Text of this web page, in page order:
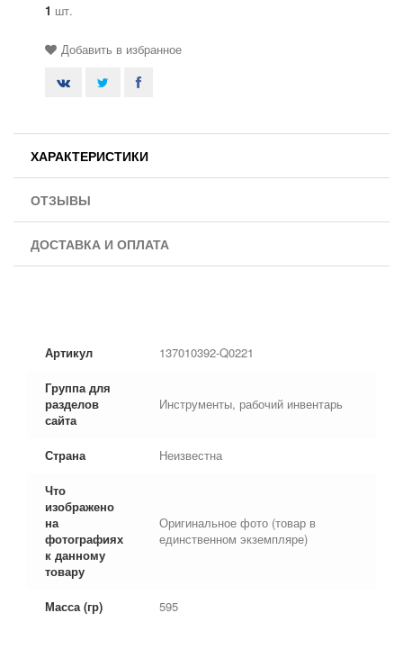
1 шт.
Добавить в избранное
ХАРАКТЕРИСТИКИ
ОТЗЫВЫ
ДОСТАВКА И ОПЛАТА
Артикул 137010392-Q0221
Группа для
разделов
сайта
Инструменты, рабочий инвентарь
Страна Неизвестна
Что
изображено
на
фотографиях
к данному
товару
Оригинальное фото (товар в
единственном экземпляре)
Масса (гр) 595